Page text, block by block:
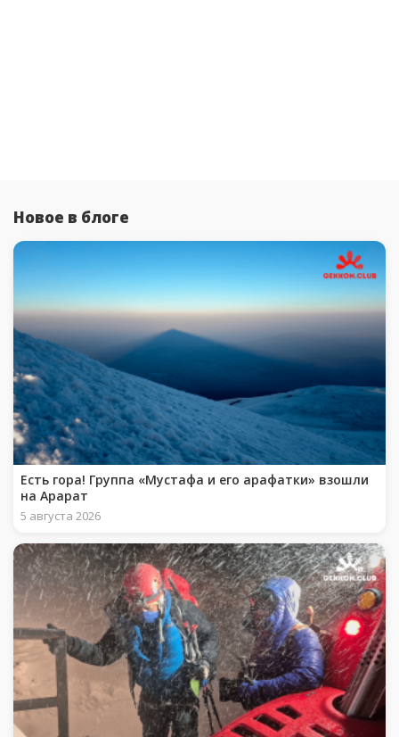
Новое в блоге
Есть гора! Группа «Мустафа и его арафатки» взошли
на Арарат
5 августа 2026